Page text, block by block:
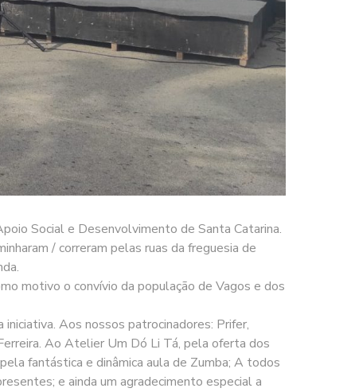
Social e Desenvolvimento de Santa Catarina.
/ correram pelas ruas da freguesia de
motivo o convívio da população de Vagos e dos
Aos nossos patrocinadores: Prifer,
Ao Atelier Um Dó Li Tá, pela oferta dos
fantástica e dinâmica aula de Zumba; A todos
e ainda um agradecimento especial a